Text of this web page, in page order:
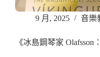
9 月, 2025 音樂
《冰島鋼琴家